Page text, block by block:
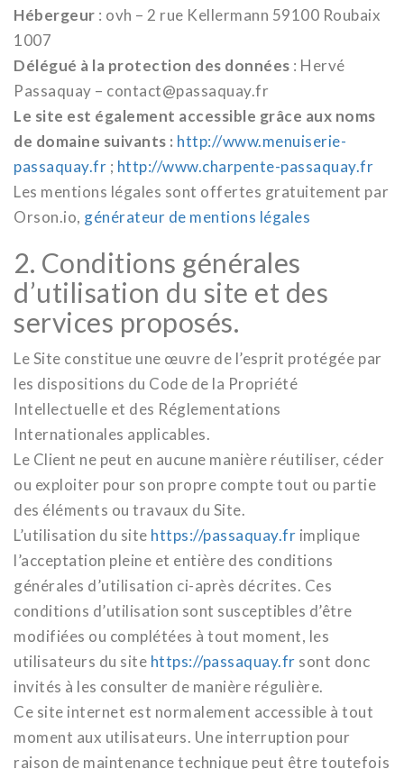
Hébergeur : ovh – 2 rue Kellermann 59100 Roubaix
1007
Délégué à la protection des données : Hervé
Passaquay – contact@passaquay.fr
Le site est également accessible grâce aux noms
de domaine suivants : http://www.menuiserie-
passaquay.fr ; http://www.charpente-passaquay.fr
Les mentions légales sont offertes gratuitement par
Orson.io, générateur de mentions légales
2. Conditions générales
d’utilisation du site et des
services proposés.
Le Site constitue une œuvre de l’esprit protégée par
les dispositions du Code de la Propriété
Intellectuelle et des Réglementations
Internationales applicables.
Le Client ne peut en aucune manière réutiliser, céder
ou exploiter pour son propre compte tout ou partie
des éléments ou travaux du Site.
L’utilisation du site https://passaquay.fr implique
l’acceptation pleine et entière des conditions
générales d’utilisation ci-après décrites. Ces
conditions d’utilisation sont susceptibles d’être
modifiées ou complétées à tout moment, les
utilisateurs du site https://passaquay.fr sont donc
invités à les consulter de manière régulière.
Ce site internet est normalement accessible à tout
moment aux utilisateurs. Une interruption pour
raison de maintenance technique peut être toutefois